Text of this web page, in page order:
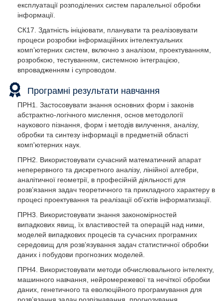
експлуатації розподілених систем паралельної обробки
інформації.
СК17. Здатність ініціювати, планувати та реалізовувати
процеси розробки інформаційних інтелектуальних
комп’ютерних систем, включно з аналізом, проектуванням,
розробкою, тестуванням, системною інтеграцією,
впровадженням і супроводом.
Програмні результати навчання
ПРН1. Застосовувати знання основних форм і законів
абстрактно-логічного мислення, основ методології
наукового пізнання, форм і методів вилучення, аналізу,
обробки та синтезу інформації в предметній області
комп'ютерних наук.
ПРН2. Використовувати сучасний математичний апарат
неперервного та дискретного аналізу, лінійної алгебри,
аналітичної геометрії, в професійній діяльності для
розв’язання задач теоретичного та прикладного характеру в
процесі проектування та реалізації об’єктів інформатизації.
ПРН3. Використовувати знання закономірностей
випадкових явищ, їх властивостей та операцій над ними,
моделей випадкових процесів та сучасних програмних
середовищ для розв’язування задач статистичної обробки
даних і побудови прогнозних моделей.
ПРН4. Використовувати методи обчислювального інтелекту,
машинного навчання, нейромережевої та нечіткої обробки
даних, генетичного та еволюційного програмування для